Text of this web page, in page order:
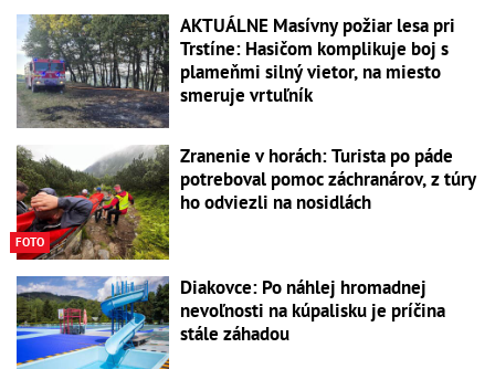
AKTUÁLNE Masívny požiar lesa pri
Trstíne: Hasičom komplikuje boj s
plameňmi silný vietor, na miesto
smeruje vrtuľník
FOTO
Zranenie v horách: Turista po páde
potreboval pomoc záchranárov, z túry
ho odviezli na nosidlách
Diakovce: Po náhlej hromadnej
nevoľnosti na kúpalisku je príčina
stále záhadou